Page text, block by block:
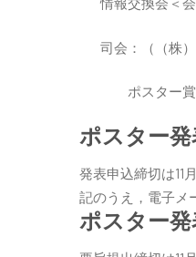
司会：（（株
ポスター賞
ポスター
発表申込締切は
記のうえ，電子メ
ポスター発